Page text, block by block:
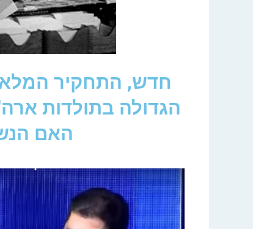
חדש, התחקיר
הגדולה בתולדות
האם